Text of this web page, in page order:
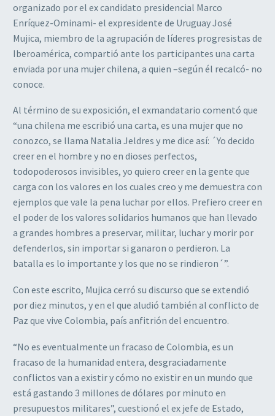
organizado por el ex candidato presidencial Marco
Enríquez-Ominami- el expresidente de Uruguay José
Mujica, miembro de la agrupación de líderes progresistas de
Iberoamérica, compartió ante los participantes una carta
enviada por una mujer chilena, a quien –según él recalcó- no
conoce.
Al término de su exposición, el exmandatario comentó que
“una chilena me escribió una carta, es una mujer que no
conozco, se llama Natalia Jeldres y me dice así: ´Yo decido
creer en el hombre y no en dioses perfectos,
todopoderosos invisibles, yo quiero creer en la gente que
carga con los valores en los cuales creo y me demuestra con
ejemplos que vale la pena luchar por ellos. Prefiero creer en
el poder de los valores solidarios humanos que han llevado
a grandes hombres a preservar, militar, luchar y morir por
defenderlos, sin importar si ganaron o perdieron. La
batalla es lo importante y los que no se rindieron´”.
Con este escrito, Mujica cerró su discurso que se extendió
por diez minutos, y en el que aludió también al conflicto de
Paz que vive Colombia, país anfitrión del encuentro.
“No es eventualmente un fracaso de Colombia, es un
fracaso de la humanidad entera, desgraciadamente
conflictos van a existir y cómo no existir en un mundo que
está gastando 3 millones de dólares por minuto en
presupuestos militares”, cuestionó el ex jefe de Estado,